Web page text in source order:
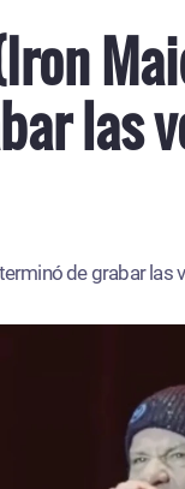
las
de grabar las